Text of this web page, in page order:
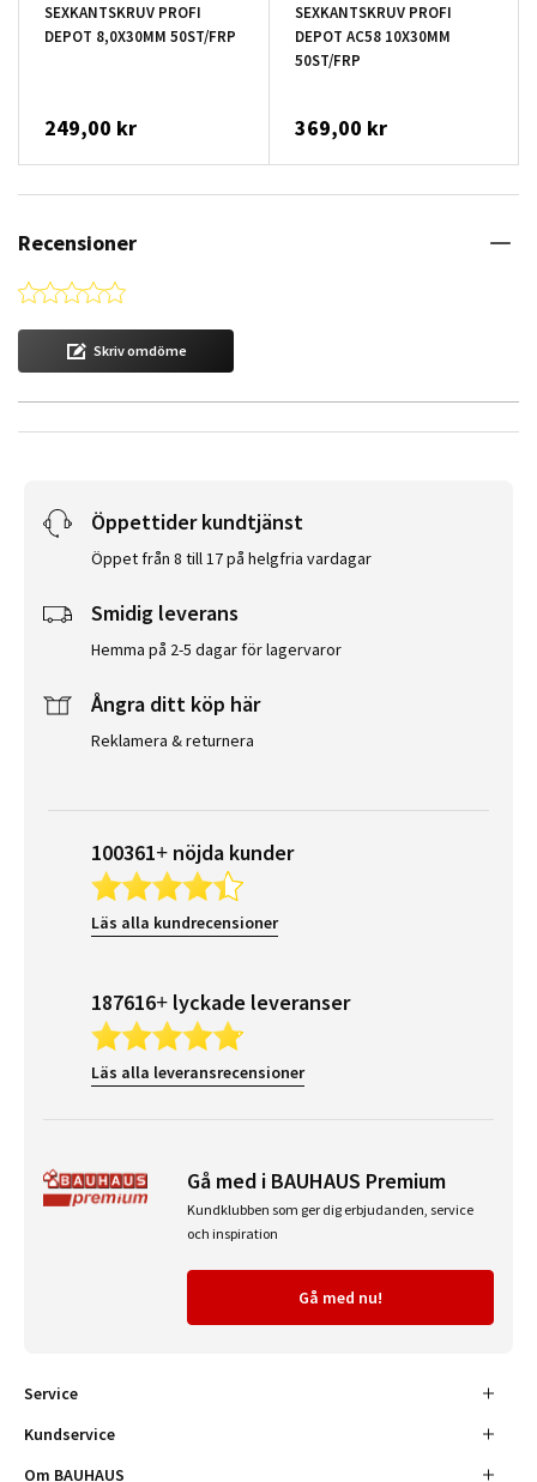
SEXKANTSKRUV PROFI
DEPOT 8,0X30MM 50ST/FRP
249,00 kr
SEXKANTSKRUV PROFI
DEPOT AC58 10X30MM
50ST/FRP
369,00 kr
Recensioner
0.0 star rating
Skriv omdöme
Öppettider kundtjänst
Öppet från 8 till 17 på helgfria vardagar
Smidig leverans
Hemma på 2-5 dagar för lagervaror
Ångra ditt köp här
Reklamera & returnera
100361+ nöjda kunder
Läs alla kundrecensioner
187616+ lyckade leveranser
Läs alla leveransrecensioner
Gå med i BAUHAUS Premium
Kundklubben som ger dig erbjudanden, service
och inspiration
Gå med nu!
Service
Kundservice
Om BAUHAUS